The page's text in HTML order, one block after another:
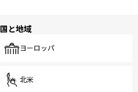
国と地域
ヨーロッパ
北米